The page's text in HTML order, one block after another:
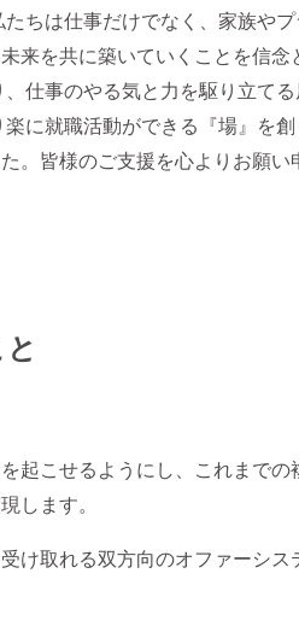
ちは仕事だけでなく、家族やプ
来を共に築いていくことを信念
仕事のやる気と力を駆り立て
に就職活動ができる『場』を創
。皆様のご支援を心よりお願い
起こせるようにし、これまでの
します。
け取れる双方向のオファーシス